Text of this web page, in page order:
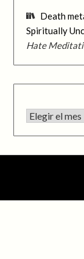
Death
Spiritually
Hate
Archivo